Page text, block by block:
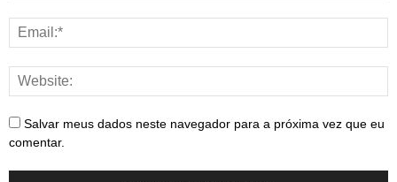
Salvar meus dados neste navegador para a próxima vez que eu
comentar.